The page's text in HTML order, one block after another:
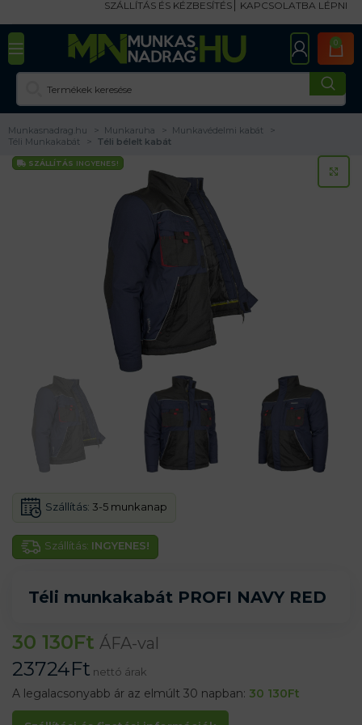
SZÁLLÍTÁS ÉS KÉZBESÍTÉS KAPCSOLATBA LÉPNI
0
Munkasnadrag.hu Munkaruha
Munkavédelmi kabát
Téli Munkakabát
Téli bélelt kabát
SZÁLLÍTÁS INGYENES!
Téli munkakabát PROFI NAVY RED
Szállítás: INGYENES!
Szállítás: 3-5 munkanap
30 130Ft ÁFA-val
23724Ft nettó árak
A legalacsonyabb ár az elmúlt 30 napban: 30 130Ft